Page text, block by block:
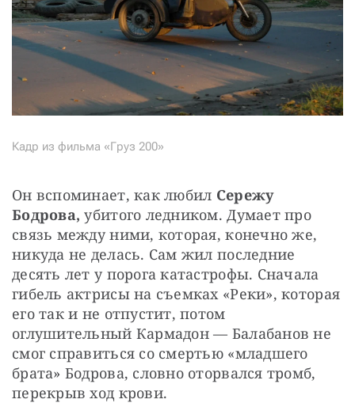
Кадр из фильма «Груз 200»
Он вспоминает, как любил Сережу
Бодрова, убитого ледником. Думает про
связь между ними, которая, конечно же,
никуда не делась. Сам жил последние
десять лет у порога катастрофы. Сначала
гибель актрисы на съемках «Реки», которая
его так и не отпустит, потом
оглушительный Кармадон — Балабанов не
смог справиться со смертью «младшего
брата» Бодрова, словно оторвался тромб,
перекрыв ход крови.